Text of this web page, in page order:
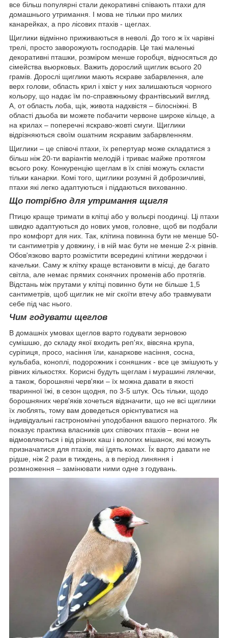
все більш популярні стали декоративні співають птахи для
домашнього утримання. І мова не тільки про милих
канарейках, а про лісових птахів - щеглах.
Щиглики відмінно приживаються в неволі. До того ж їх чарівні
трелі, просто заворожують господарів. Це такі маленькі
декоративні пташки, розміром менше горобця, відносяться до
сімейства вьюрковых. Важить дорослий щиглик всього 20
грамів. Дорослі щиглики мають яскраве забарвлення, але
верх голови, область крил і хвіст у них залишаються чорного
кольору, що надає їм по-справжньому франтівський вигляд.
А, от область лоба, щік, живота надхвістя – білосніжні. В
області дзьоба ви можете побачити червоне широке кільце, а
на крилах – поперечні яскраво-жовті смуги. Щиглики
відрізняються своїм ошатним яскравим забарвленням.
Щиглики – це співочі птахи, їх репертуар може складатися з
більш ніж 20-ти варіантів мелодій і триває майже протягом
всього року. Конкуренцію щеглам в їх співі можуть скласти
тільки канарки. Комі того, щиглики розумні й доброзичливі,
птахи які легко адаптуються і піддаються вихованню.
Що потрібно для утримання щигля
Птицю краще тримати в клітці або у вольєрі поодинці. Ці птахи
швидко адаптуються до нових умов, головне, щоб ви подбали
про комфорт для них. Так, клітина повинна бути не менше 50-
ти сантиметрів у довжину, і в ній має бути не менше 2-х рівнів.
Обов'язково варто розмістити всередині клітини жердочки і
качельки. Саму ж клітку краще встановити в місці, де багато
світла, але немає прямих сонячних променів або протягів.
Відстань між прутами у клітці повинно бути не більше 1,5
сантиметрів, щоб щиглик не міг скоїти втечу або травмувати
себе під час нього.
Чим годувати щеглов
В домашніх умовах щеглов варто годувати зерновою
сумішшю, до складу якої входить реп'ях, вівсяна крупа,
суріпиця, просо, насіння їли, канаркове насіння, сосна,
кульбаба, коноплі, подорожник і соняшник - все це змішують у
рівних кількостях. Корисні будуть щеглам і мурашині лялечки,
а також, борошняні черв'яки – їх можна давати в якості
тваринної їжі, в сезон щодня, по 3-5 штук. Ось тільки, щодо
борошняних черв'яків хочеться відзначити, що не всі щиглики
їх люблять, тому вам доведеться орієнтуватися на
індивідуальні гастрономічні уподобання вашого пернатого. Як
показує практика власників цих співочих птахів – вони не
відмовляються і від різних каш і вологих мішанок, які можуть
призначатися для птахів, які їдять комах. Їх варто давати не
рідше, ніж 2 рази в тиждень, а в період линяння і
розмноження – замінювати ними одне з годувань.